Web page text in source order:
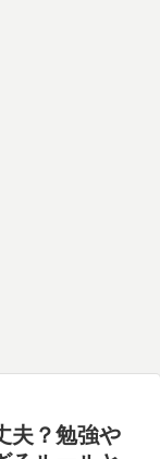
夫？勉強や